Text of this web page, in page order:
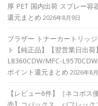
厚 PET 国内出荷 スプレー容
還元まとめ 2026年8月9日
ブラザー トナーカートリッ
ト【純正品】【翌営業日出
L8360CDW/MFC-
ポイント還元まとめ 2026年8
【レビュー6件】［ネコポ
売】コバックス バフレッ